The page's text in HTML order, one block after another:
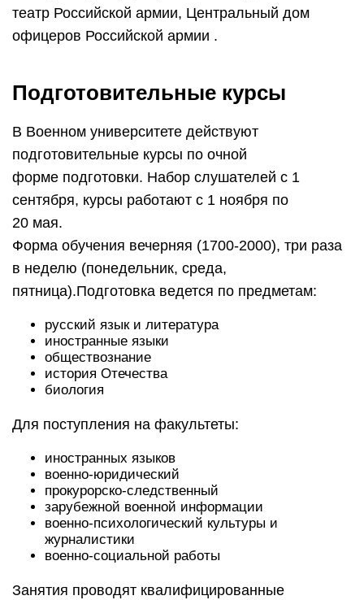
театр Российской армии, Центральный дом
офицеров Российской армии .
Подготовительные курсы
В Военном университете действуют
подготовительные курсы по очной
форме подготовки. Набор слушателей с 1
сентября, курсы работают с 1 ноября по
20 мая.
Форма обучения вечерняя (1700-2000), три раза
в неделю (понедельник, среда,
пятница).Подготовка ведется по предметам:
русский язык и литература
иностранные языки
обществознание
история Отечества
биология
Для поступления на факультеты:
иностранных языков
военно-юридический
прокурорско-следственный
зарубежной военной информации
военно-психологический культуры и
журналистики
военно-социальной работы
Занятия проводят квалифицированные